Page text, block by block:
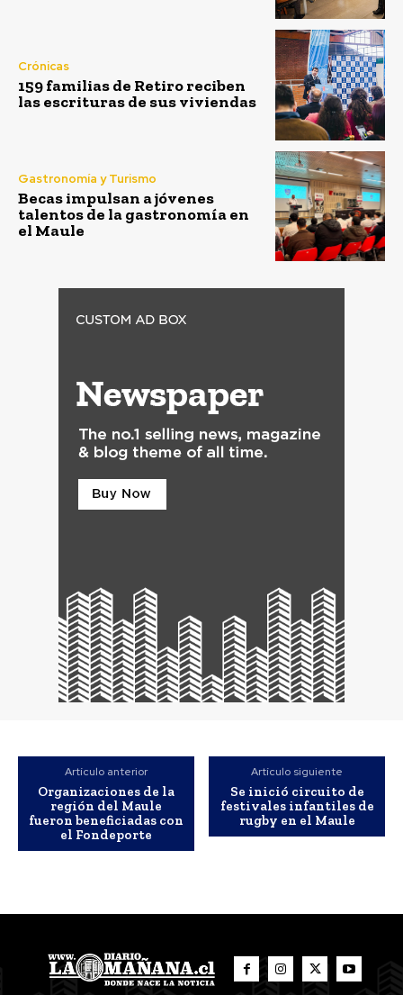
Crónicas
159 familias de Retiro reciben
las escrituras de sus viviendas
Gastronomía y Turismo
Becas impulsan a jóvenes
talentos de la gastronomía en
el Maule
Artículo anterior
Organizaciones de la
región del Maule
fueron beneficiadas con
el Fondeporte
Artículo siguiente
Se inició circuito de
festivales infantiles de
rugby en el Maule